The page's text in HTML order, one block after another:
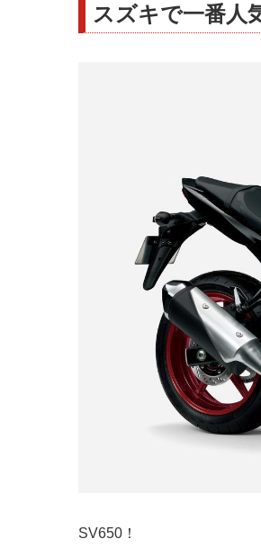
スズキで一番人
SV650！